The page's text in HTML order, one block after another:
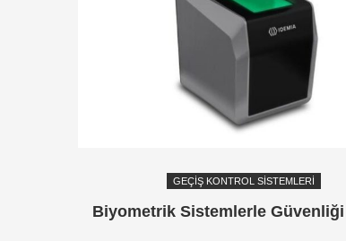
GEÇIŞ KONTROL SISTEMLERI
Biyometrik Sistemlerle Güvenliği